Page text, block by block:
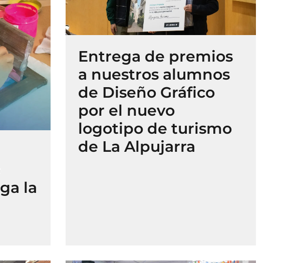
la
Entrega de premios
a nuestros alumnos
de Diseño Gráfico
por el nuevo
logotipo de turismo
de La Alpujarra